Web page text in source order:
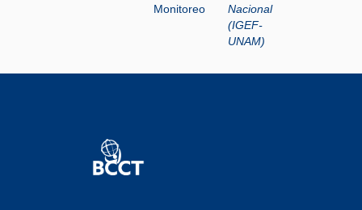
Monitoreo
Nacional
(IGEF-
UNAM)